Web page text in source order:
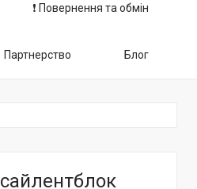
❗️ Повернення та обмін
Партнерство Блог